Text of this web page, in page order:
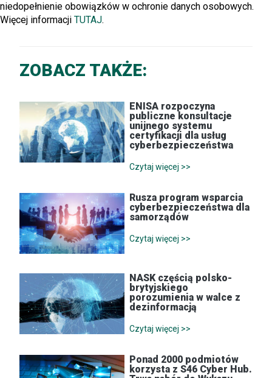
niedopełnienie obowiązków w ochronie danych osobowych.
Więcej informacji TUTAJ.
ZOBACZ TAKŻE:
ENISA rozpoczyna
publiczne konsultacje
unijnego systemu
certyfikacji dla usług
cyberbezpieczeństwa
Czytaj więcej >>
Rusza program wsparcia
cyberbezpieczeństwa dla
samorządów
Czytaj więcej >>
NASK częścią polsko-
brytyjskiego
porozumienia w walce z
dezinformacją
Czytaj więcej >>
Ponad 2000 podmiotów
korzysta z S46 Cyber Hub.